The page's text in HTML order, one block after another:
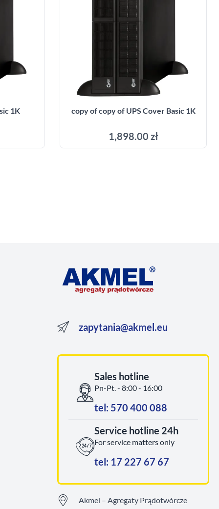
1K copy of copy of UPS Cover Basic 1K
1,898.00 zł
zapytania@akmel.eu
Sales hotline
Pn-Pt. - 8:00 - 16:00
tel: 570 400 088
Service hotline 24h
For service matters only
tel: 17 227 67 67
Akmel – Agregaty Prądotwórcze